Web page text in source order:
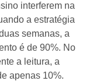
interferem na
a estratégia
semanas, a
é de 90%. No
a leitura, a
apenas 10%.